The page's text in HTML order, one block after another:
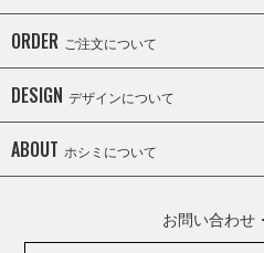
ORDER ご注文について
DESIGN デザインについて
ABOUT ホシミについて
お問い合わせ